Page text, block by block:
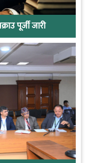
पूर्जी जारी